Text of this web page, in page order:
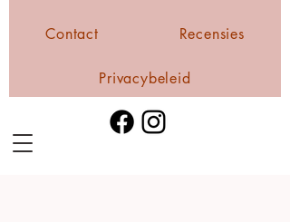
Contact Recensies
Privacybeleid